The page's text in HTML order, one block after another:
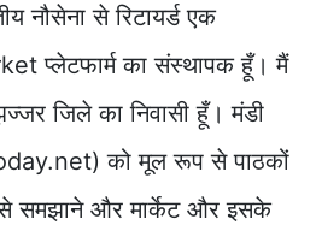
नौसेना से रिटायर्ड एक
प्लेटफार्म का संस्थापक हूँ। मैं
जिले का निवासी हूँ। मंडी
को मूल रूप से पाठकों
से समझाने और मार्केट और इसके